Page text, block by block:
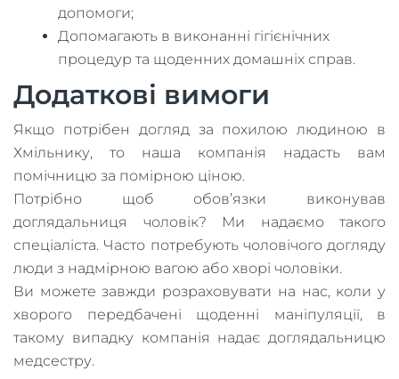
допомоги;
Допомагають в виконанні гігієнічних
процедур та щоденних домашніх справ.
Додаткові вимоги
Якщо потрібен догляд за похилою людиною в
Хмільнику, то наша компанія надасть вам
помічницю за помірною ціною.
Потрібно щоб обов’язки виконував
доглядальниця чоловік? Ми надаємо такого
спеціаліста. Часто потребують чоловічого догляду
люди з надмірною вагою або хворі чоловіки.
Ви можете завжди розраховувати на нас, коли у
хворого передбачені щоденні маніпуляції, в
такому випадку компанія надає доглядальницю
медсестру.